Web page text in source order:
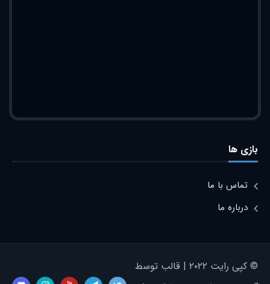
بازی ها
تماس با ما
درباره ما
© کپی رایت ۲۰۲۲ | قالب توسط